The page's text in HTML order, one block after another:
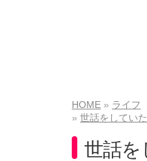
HOME
ライフ
世話をしてい
世話